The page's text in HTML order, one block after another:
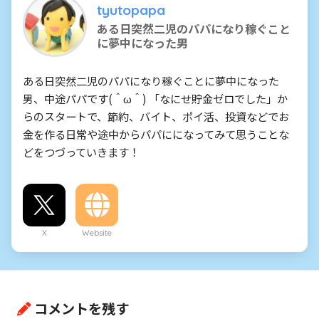
tyutopapa
ある日突然二児のパパになり稼ぐこと
に夢中になった男
ある日突然二児のパパになり稼ぐことに夢中になった
男、中途パパです(＾ω＾) 「なにせ貯金ゼロでした」か
らのスタートで、節約、バイト、ポイ活、投資などでお
金を作る日常や途中からパパにになってみて思うことな
どをつづっていきます！
X Website
コメントを残す